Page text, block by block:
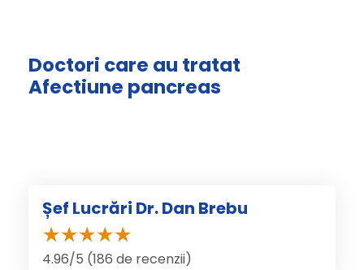
Doctori care au tratat
Afectiune pancreas
Șef Lucrări Dr. Dan Brebu
4.96/5 (186 de recenzii)